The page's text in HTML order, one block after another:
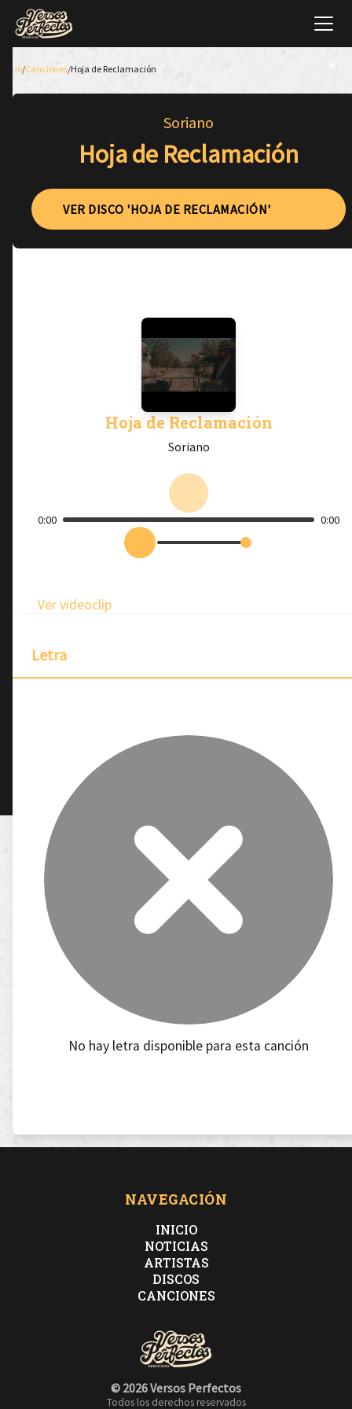
Inicio/Canciones/Hoja de Reclamación
Soriano
Hoja de Reclamación
VER DISCO 'HOJA DE RECLAMACIÓN'
Hoja de Reclamación
Soriano
0:00 0:00
Ver videoclip
Letra
No hay letra disponible para esta canción
NAVEGACIÓN
INICIO
NOTICIAS
ARTISTAS
DISCOS
CANCIONES
© 2026 Versos Perfectos
Todos los derechos reservados